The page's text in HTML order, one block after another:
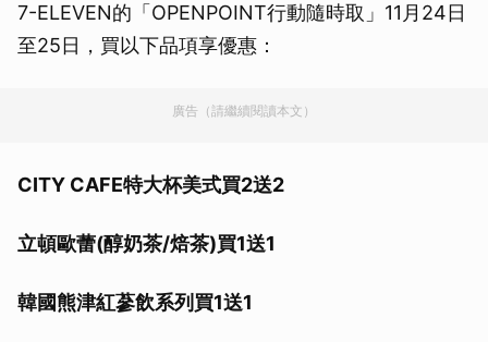
7-ELEVEN的「OPENPOINT行動隨時取」11月24日
至25日，買以下品項享優惠：
廣告（請繼續閱讀本文）
CITY CAFE特大杯美式買2送2
立頓歐蕾(醇奶茶/焙茶)買1送1
韓國熊津紅蔘飲系列買1送1